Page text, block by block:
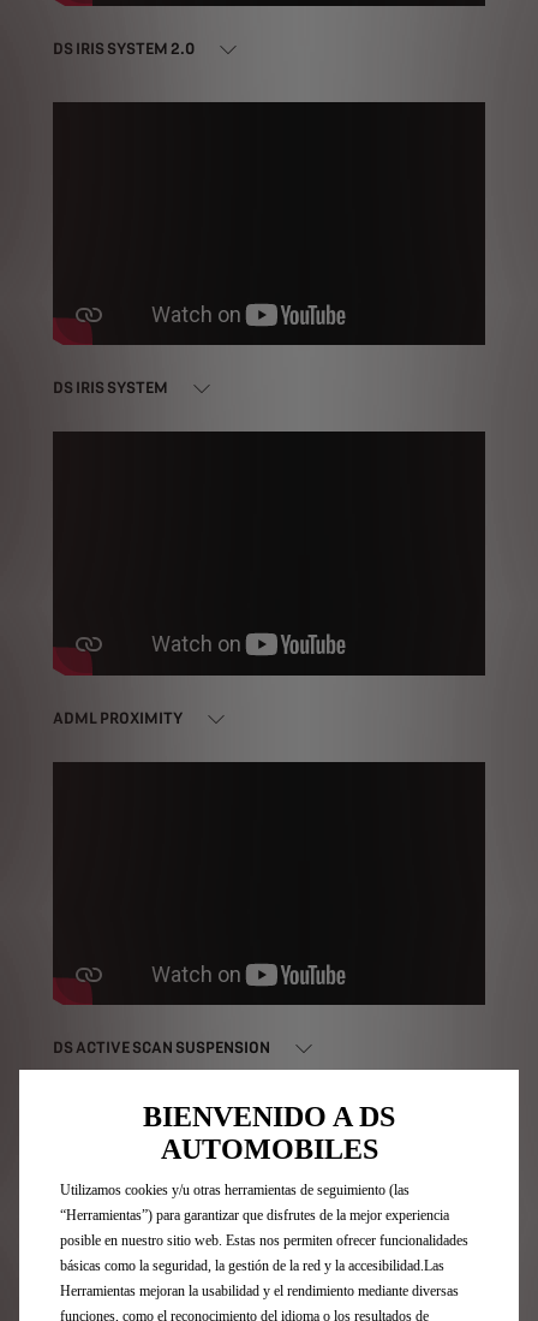
DS IRIS SYSTEM 2.0
DS IRIS SYSTEM
ADML PROXIMITY
DS ACTIVE SCAN SUSPENSION
BIENVENIDO A DS
AUTOMOBILES
Utilizamos cookies y/u otras herramientas de seguimiento (las
“Herramientas”) para garantizar que disfrutes de la mejor experiencia
posible en nuestro sitio web. Estas nos permiten ofrecer funcionalidades
básicas como la seguridad, la gestión de la red y la accesibilidad.Las
Herramientas mejoran la usabilidad y el rendimiento mediante diversas
funciones, como el reconocimiento del idioma o los resultados de